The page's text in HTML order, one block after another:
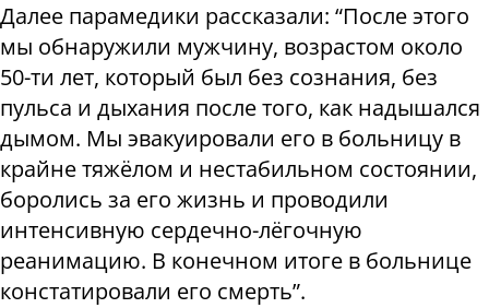
Далее парамедики рассказали: “После этого
мы обнаружили мужчину, возрастом около
50-ти лет, который был без сознания, без
пульса и дыхания после того, как надышался
дымом. Мы эвакуировали его в больницу в
крайне тяжёлом и нестабильном состоянии,
боролись за его жизнь и проводили
интенсивную сердечно-лёгочную
реанимацию. В конечном итоге в больнице
констатировали его смерть”.